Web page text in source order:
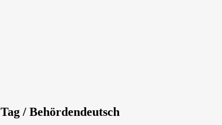
Tag / Behördendeutsch